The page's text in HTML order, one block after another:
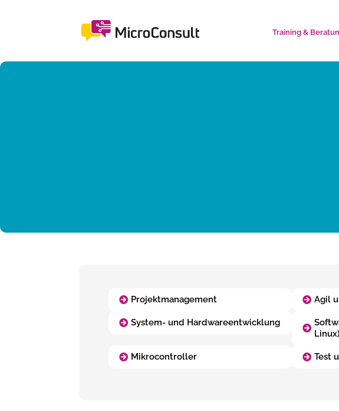
Training &
Projektmanagement Agil
System- und Hardwareentwicklung
Linux)
Mikrocontroller Test